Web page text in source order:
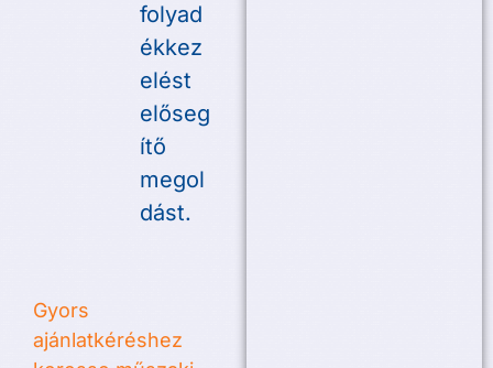
folyad
ékkez
elést
előseg
ítő
megol
dást.
Gyors
ajánlatkéréshez